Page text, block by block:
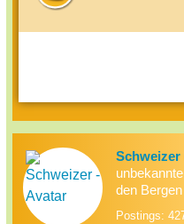
Schweizer
den Bergen
Postings: